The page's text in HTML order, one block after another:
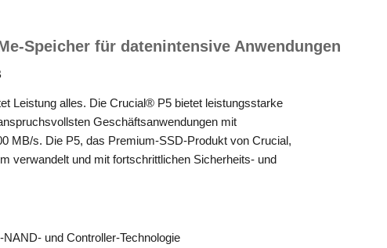
Speicher für datenintensive Anwendungen
Leistung alles. Die Crucial® P5 bietet leistungsstarke
Geschäftsanwendungen mit
MB/s. Die P5, das Premium-SSD-Produkt von Crucial,
verwandelt und mit fortschrittlichen Sicherheits- und
und Controller-Technologie